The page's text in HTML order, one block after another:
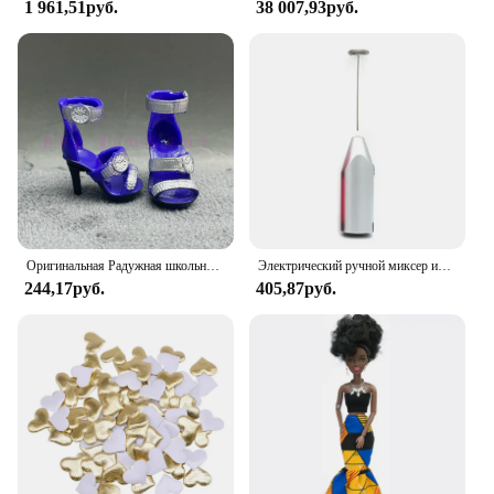
to a wide range of makeup items, from brushes to
palettes, and even skincare products. Its adaptable
nature makes it an excellent choice for both
personal and professional use. The set includes
multiple compartments that can be customized to
suit your specific needs, allowing you to store and
organize your beauty essentials in a way that suits
your workflow. Whether you're a makeup artist,
beauty enthusiast, or a professional looking to
streamline your beauty station, the Syntus Makeup
Organizer is the perfect choice.
1 961,51руб. 38 007,93руб.
244,17руб.
Электрический ручной миксер из нержавеющей стали, Легкий Блендер для выпечки и приготовления пищи
405,87руб.